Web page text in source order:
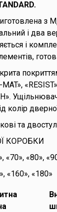
з
і два
і
колір
та
КОРОБКИ
«70», «80»,
«160», «180»